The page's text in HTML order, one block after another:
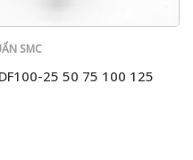
SMC
25 50 75 100 125